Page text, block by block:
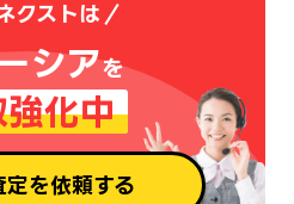
クストは
シアを
化中
定を依頼する